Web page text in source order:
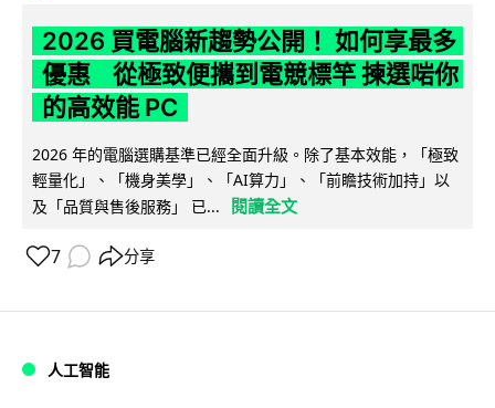
2026 買電腦新趨勢公開！ 如何享最多
優惠 從極致便攜到電競標竿 揀選啱你
的高效能 PC
2026 年的電腦選購基準已經全面升級。除了基本效能，「極致
輕量化」、「機身美學」、「AI算力」、「前瞻技術加持」以
及「品質與售後服務」 已...
閱讀全文
7 分享
人工智能